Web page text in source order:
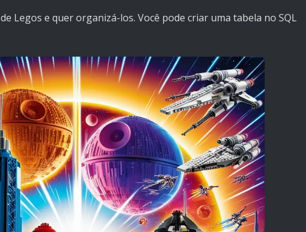
Legos e quer organizá-los. Você pode criar uma tabela no SQL